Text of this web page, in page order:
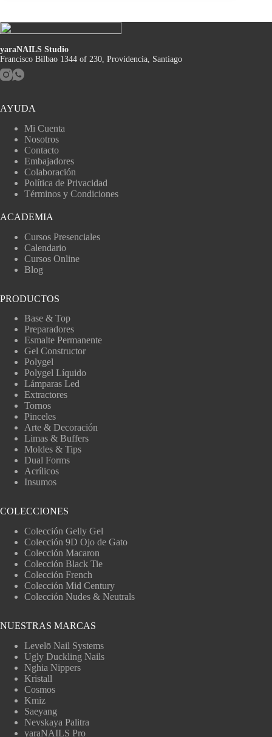
yaraNAILS Studio
Francisco Bilbao 1344 of 230, Providencia, Santiago
AYUDA
Mi Cuenta
Nosotros
Contacto
Embajadores
Colaboración
Política de Privacidad
Términos y Condiciones
ACADEMIA
Cursos Presenciales
Calendario
Cursos Online
Blog
PRODUCTOS
Base & Top
Preparadores
Esmalte Permanente
Gel Constructor
Polygel
Polygel Líquido
Lámparas Led
Extractores
Tornos
Pinceles
Arte & Decoración
Limas & Buffers
Moldes & Tips
Dual Forms
Acrílicos
Insumos
COLECCIONES
Colección Gelly Gel
Colección 9D Ojo de Gato
Colección Macaron
Colección Black Tie
Colección French
Colección Mid Century
Colección Nudes & Neutrals
NUESTRAS MARCAS
Levelō Nail Systems
Ugly Duckling Nails
Nghia Nippers
Kristall
Cosmos
Kmiz
Saeyang
Nevskaya Palitra
yaraNAILS Pro